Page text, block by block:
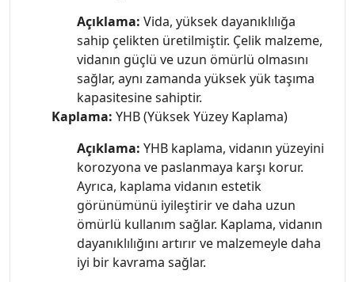
Açıklama: Vida, yüksek dayanıklılığa
sahip çelikten üretilmiştir. Çelik malzeme,
vidanın güçlü ve uzun ömürlü olmasını
sağlar, aynı zamanda yüksek yük taşıma
kapasitesine sahiptir.
Kaplama: YHB (Yüksek Yüzey Kaplama)
Açıklama: YHB kaplama, vidanın yüzeyini
korozyona ve paslanmaya karşı korur.
Ayrıca, kaplama vidanın estetik
görünümünü iyileştirir ve daha uzun
ömürlü kullanım sağlar. Kaplama, vidanın
dayanıklılığını artırır ve malzemeyle daha
iyi bir kavrama sağlar.